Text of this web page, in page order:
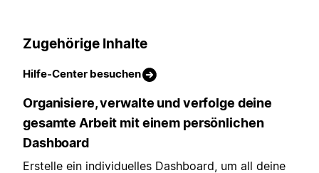
Zugehörige Inhalte
Hilfe-Center besuchen
Organisiere, verwalte und verfolge deine
gesamte Arbeit mit einem persönlichen
Dashboard
Erstelle ein individuelles Dashboard, um all deine